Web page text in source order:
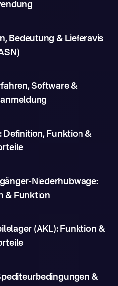
Bedeutung & Lieferavis
Software &
Definition, Funktion &
Niederhubwage:
& Funktion
(AKL): Funktion &
&